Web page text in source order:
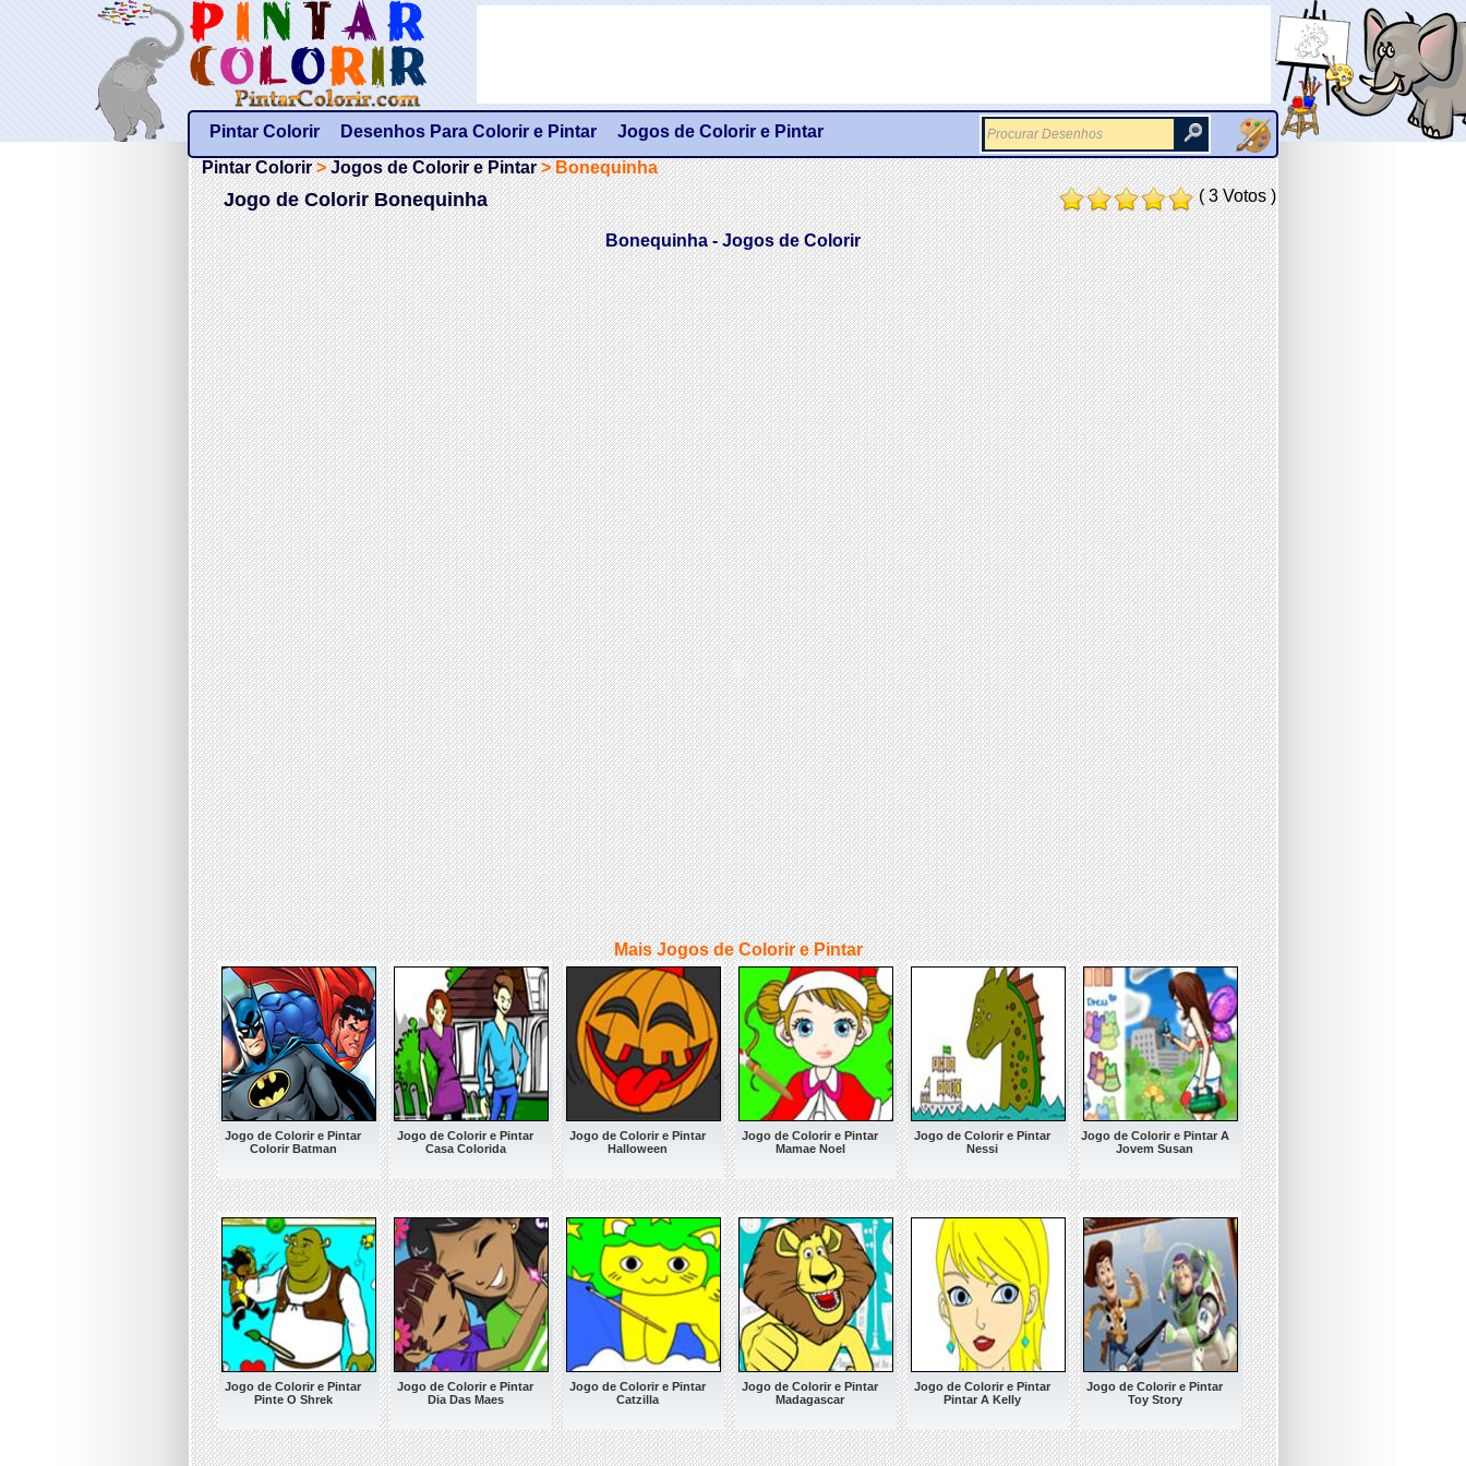
Pintar Colorir Desenhos Para Colorir e Pintar
Jogos de Colorir e Pintar
Pintar Colorir>Jogos de Colorir e Pintar>Bonequinha
Jogo de Colorir Bonequinha ( 3 Votos )
Bonequinha - Jogos de Colorir
Mais Jogos de Colorir e Pintar
Jogo de Colorir e Pintar
Colorir Batman
Jogo de Colorir e Pintar
Casa Colorida
Jogo de Colorir e Pintar
Halloween
Jogo de Colorir e Pintar
Mamae Noel
Jogo de Colorir e Pintar
Nessi
Jogo de Colorir e Pintar A
Jovem Susan
Jogo de Colorir e Pintar
Pinte O Shrek
Jogo de Colorir e Pintar
Dia Das Maes
Jogo de Colorir e Pintar
Catzilla
Jogo de Colorir e Pintar
Madagascar
Jogo de Colorir e Pintar
Pintar A Kelly
Jogo de Colorir e Pintar
Toy Story